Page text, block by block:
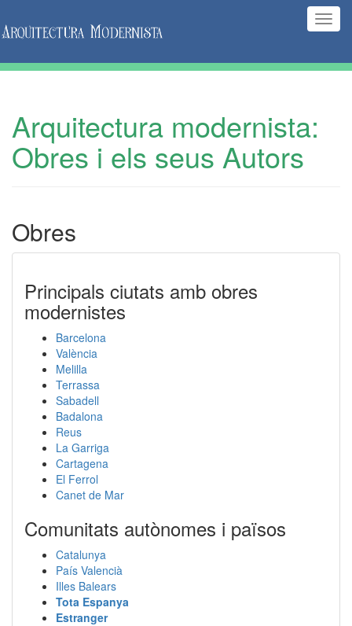
Arquitectura modernista:
Obres i els seus Autors
Obres
Principals ciutats amb obres
modernistes
Barcelona
València
Melilla
Terrassa
Sabadell
Badalona
Reus
La Garriga
Cartagena
El Ferrol
Canet de Mar
Comunitats autònomes i països
Catalunya
País Valencià
Illes Balears
Tota Espanya
Estranger